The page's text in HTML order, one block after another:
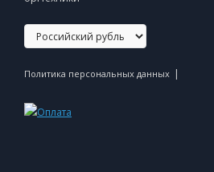
Политика персональных данных |